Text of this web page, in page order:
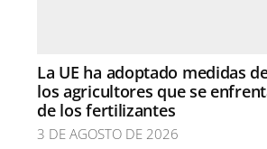
La UE ha adoptado medidas
los agricultores que se
de los fertilizantes
3 DE AGOSTO DE 2026